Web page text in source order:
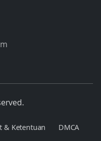
& Ketentuan DMCA